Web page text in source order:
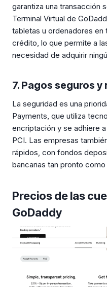
garantiza una transacción
Terminal Virtual de
tabletas u ordenadores en
crédito, lo que permite a
necesidad de adquirir
7. Pagos seguros y
La seguridad es una
Payments, que utiliza
encriptación y se adhiere
PCI. Las empresas
rápidos, con fondos
bancarias tan pronto
Precios de las
GoDaddy